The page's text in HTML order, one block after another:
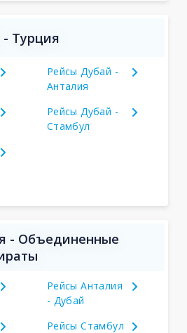
Турция
Рейсы Дубай -
Анталия
Рейсы Дубай -
Стамбул
- Объединенные
Рейсы Анталия
- Дубай
Рейсы Стамбул